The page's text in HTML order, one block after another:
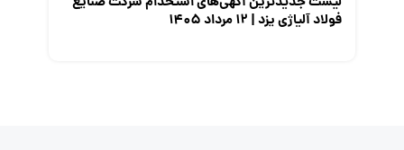
فولاد آلیاژی یزد | ۱۲ مرداد ۱۴۰۵